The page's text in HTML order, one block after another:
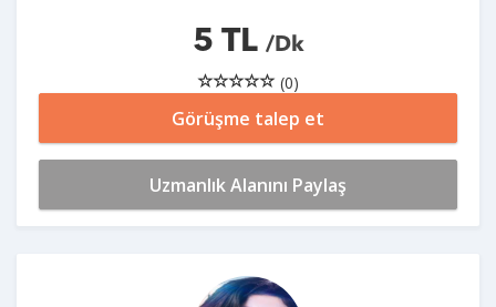
5 TL /Dk
(0)
Görüşme talep et
Uzmanlık Alanını Paylaş